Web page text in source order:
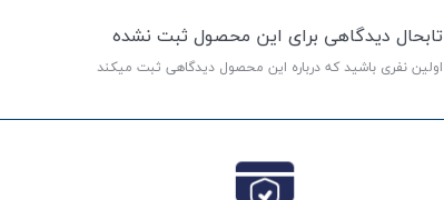
تابحال دیدگاهی برای این محصول ثبت نشده
اولین نفری باشید که درباره این محصول دیدگاهی ثبت میکند